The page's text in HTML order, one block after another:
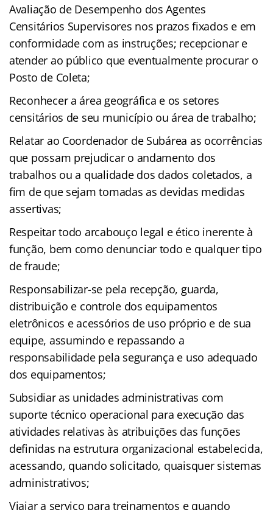
Avaliação de Desempenho dos Agentes
Censitários Supervisores nos prazos fixados e em
conformidade com as instruções; recepcionar e
atender ao público que eventualmente procurar o
Posto de Coleta;
Reconhecer a área geográfica e os setores
censitários de seu município ou área de trabalho;
Relatar ao Coordenador de Subárea as ocorrências
que possam prejudicar o andamento dos
trabalhos ou a qualidade dos dados coletados, a
fim de que sejam tomadas as devidas medidas
assertivas;
Respeitar todo arcabouço legal e ético inerente à
função, bem como denunciar todo e qualquer tipo
de fraude;
Responsabilizar-se pela recepção, guarda,
distribuição e controle dos equipamentos
eletrônicos e acessórios de uso próprio e de sua
equipe, assumindo e repassando a
responsabilidade pela segurança e uso adequado
dos equipamentos;
Subsidiar as unidades administrativas com
suporte técnico operacional para execução das
atividades relativas às atribuições das funções
definidas na estrutura organizacional estabelecida,
acessando, quando solicitado, quaisquer sistemas
administrativos;
Viajar a serviço para treinamentos e quando